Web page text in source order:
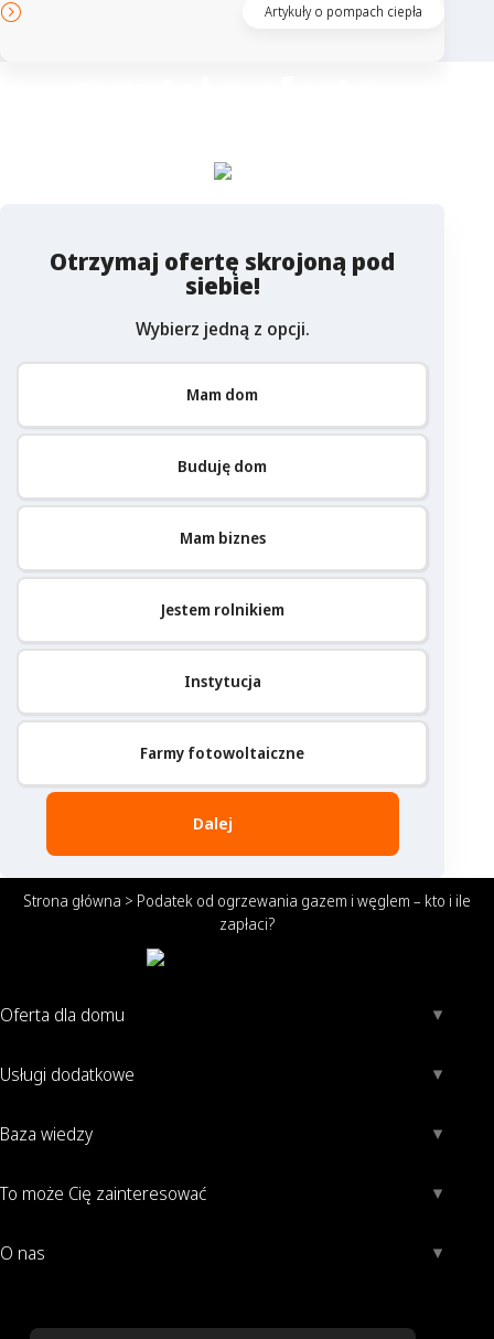
Artykuły o pompach ciepła
Otrzymaj ofertę skrojoną pod
siebie!
Wybierz jedną z opcji.
Mam dom
Buduję dom
Mam biznes
Jestem rolnikiem
Instytucja
Farmy fotowoltaiczne
Dalej
Strona główna > Podatek od ogrzewania gazem i węglem – kto i ile
zapłaci?
Oferta dla domu
Usługi dodatkowe
Baza wiedzy
To może Cię zainteresować
O nas